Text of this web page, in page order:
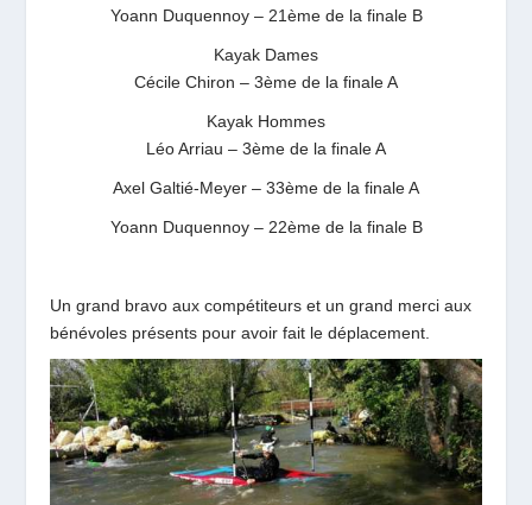
Yoann Duquennoy – 21ème de la finale B
Kayak Dames
Cécile Chiron – 3ème de la finale A
Kayak Hommes
Léo Arriau – 3ème de la finale A
Axel Galtié-Meyer – 33ème de la finale A
Yoann Duquennoy – 22ème de la finale B
Un grand bravo aux compétiteurs et un grand merci aux
bénévoles présents pour avoir fait le déplacement.